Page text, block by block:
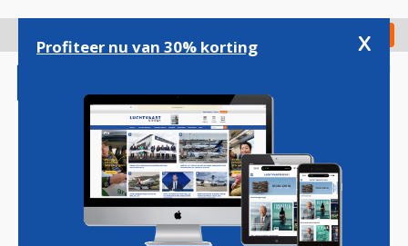
gaan
Check in
Magazine Podcasts Vacatures
Profiteer nu van 30% korting x